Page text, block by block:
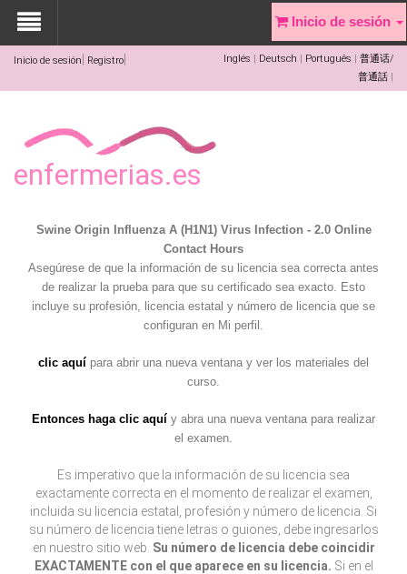
Inicio de sesión Registro Inglés Deutsch Português
普通话/
普通話
enfermerias.es
Inicio de sesión
Swine Origin Influenza A (H1N1) Virus Infection - 2.0 Online
Contact Hours
Asegúrese de que la información de su licencia sea correcta antes
de realizar la prueba para que su certificado sea exacto. Esto
incluye su profesión, licencia estatal y número de licencia que se
configuran en Mi perfil.
clic aquí para abrir una nueva ventana y ver los materiales del
curso.
Entonces haga clic aquí y abra una nueva ventana para realizar
el examen.
Es imperativo que la información de su licencia sea
exactamente correcta en el momento de realizar el examen,
incluida su licencia estatal, profesión y número de licencia. Si
su número de licencia tiene letras o guiones, debe ingresarlos
en nuestro sitio web. Su número de licencia debe coincidir
EXACTAMENTE con el que aparece en su licencia. Si en el